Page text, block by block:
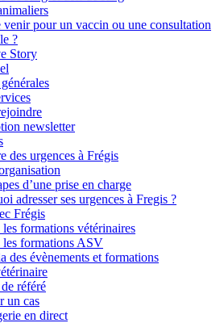
venir pour un vaccin ou une consultation
?
Story
newsletter
des urgences à Frégis
d’une prise en charge
adresser ses urgences à Fregis ?
Frégis
les formations vétérinaires
les formations ASV
des évènements et formations
référé
un cas
en direct